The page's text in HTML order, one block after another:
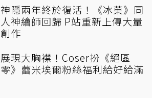
神隱兩年終於復活！《冰菓》同
人神繪師回歸 P站重新上傳大量
創作
展現大胸襟！Coser扮《絕區
零》蕾米埃爾粉絲福利給好給滿